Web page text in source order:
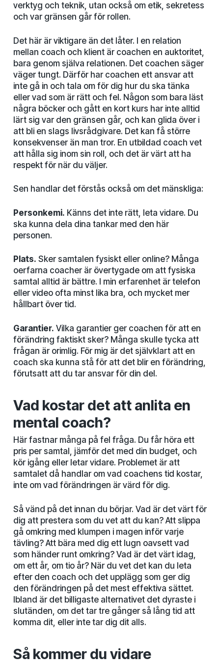
verktyg och teknik, utan också om etik, sekretess
och var gränsen går för rollen.
Det här är viktigare än det låter. I en relation
mellan coach och klient är coachen en auktoritet,
bara genom själva relationen. Det coachen säger
väger tungt. Därför har coachen ett ansvar att
inte gå in och tala om för dig hur du ska tänka
eller vad som är rätt och fel. Någon som bara läst
några böcker och gått en kort kurs har inte alltid
lärt sig var den gränsen går, och kan glida över i
att bli en slags livsrådgivare. Det kan få större
konsekvenser än man tror. En utbildad coach vet
att hålla sig inom sin roll, och det är värt att ha
respekt för när du väljer.
Sen handlar det förstås också om det mänskliga:
Personkemi. Känns det inte rätt, leta vidare. Du
ska kunna dela dina tankar med den här
personen.
Plats. Sker samtalen fysiskt eller online? Många
oerfarna coacher är övertygade om att fysiska
samtal alltid är bättre. I min erfarenhet är telefon
eller video ofta minst lika bra, och mycket mer
hållbart över tid.
Garantier. Vilka garantier ger coachen för att en
förändring faktiskt sker? Många skulle tycka att
frågan är orimlig. För mig är det självklart att en
coach ska kunna stå för att det blir en förändring,
förutsatt att du tar ansvar för din del.
Vad kostar det att anlita en
mental coach?
Här fastnar många på fel fråga. Du får höra ett
pris per samtal, jämför det med din budget, och
kör igång eller letar vidare. Problemet är att
samtalet då handlar om vad coachens tid kostar,
inte om vad förändringen är värd för dig.
Så vänd på det innan du börjar. Vad är det värt för
dig att prestera som du vet att du kan? Att slippa
gå omkring med klumpen i magen inför varje
tävling? Att bära med dig ett lugn oavsett vad
som händer runt omkring? Vad är det värt idag,
om ett år, om tio år? När du vet det kan du leta
efter den coach och det upplägg som ger dig
den förändringen på det mest effektiva sättet.
Ibland är det billigaste alternativet det dyraste i
slutänden, om det tar tre gånger så lång tid att
komma dit, eller inte tar dig dit alls.
Så kommer du vidare